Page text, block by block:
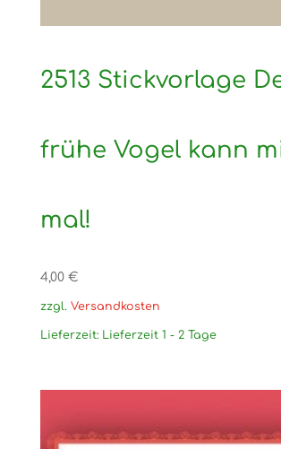
2513 Stickvorlage
frühe Vogel kann
mal!
4,00 €
zzgl. Versandkosten
Lieferzeit: Lieferzeit 1 - 2 Tage